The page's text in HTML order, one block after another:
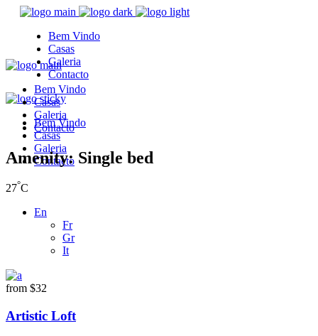
Bem Vindo
Casas
Galeria
Contacto
Bem Vindo
Casas
Galeria
Contacto
27°C
En
Fr
Gr
It
Bem Vindo
Casas
Galeria
Contacto
Amenity: Single bed
from $32
Artistic Loft